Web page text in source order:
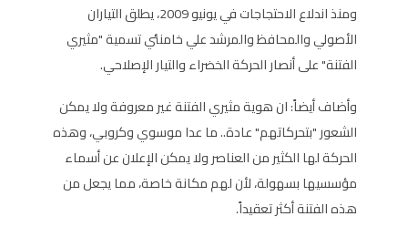
ومنذ اندلاع الاحتجاجات في يونيو 2009، يطلق التياران
الأصولي والمحافظ والمرشد علي خامنئي تسمية "مثيري
الفتنة" على أنصار الحركة الخضراء والتيار الإصلاحي.
وأضاف أيضاً: ان هوية مثيري الفتنة غير معروفة ولا يمكن
الشعور "بتحركاتهم" عادة.. ما عدا موسوي وكروبي، وهذه
الحركة لها الكثير من العناصر ولا يمكن الإعلان عن أسماء
مؤسسيها بسهولة، لأن لهم مكانة خاصة، مما يجعل من
هذه الفتنة أكثر تعقيداً.